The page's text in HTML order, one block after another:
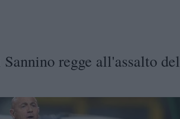
regge all'assalto del